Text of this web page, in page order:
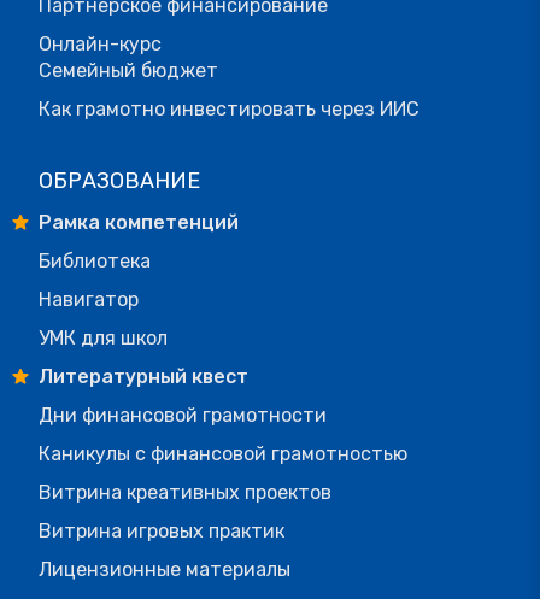
Партнерское финансирование
Онлайн-курс
Семейный бюджет
Как грамотно инвестировать через ИИС
ОБРАЗОВАНИЕ
Рамка компетенций
Библиотека
Навигатор
УМК для школ
Литературный квест
Дни финансовой грамотности
Каникулы с финансовой грамотностью
Витрина креативных проектов
Витрина игровых практик
Лицензионные материалы